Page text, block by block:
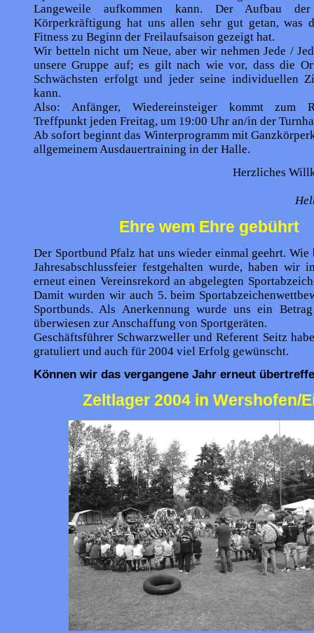
Langeweile aufkommen kann. Der Aufbau der
Körperkräftigung hat uns allen sehr gut getan, was
Fitness zu Beginn der Freilaufsaison gezeigt hat.
Wir betteln nicht um Neue, aber wir nehmen Jede /
unsere Gruppe auf; es gilt nach wie vor, dass die
Schwächsten erfolgt und jeder seine individuellen
kann.
Also: Anfänger, Wiedereinsteiger kommt zum
Treffpunkt jeden Freitag, um 19:00 Uhr an/in der
Ab sofort beginnt das Winterprogramm mit
allgemeinem Ausdauertraining in der Halle.
Herzliches
Ehre wem Ehre gebührt
Der Sportbund Pfalz hat uns wieder einmal geehrt. Wie
Jahresabschlussfeier festgehalten wurde, haben wir
erneut einen Vereinsrekord an abgelegten
Damit wurden wir auch 5. beim
Sportbunds. Als Anerkennung wurde uns ein
überwiesen zur Anschaffung von Sportgeräten.
Geschäftsführer Schwarzweller und Referent Seitz
gratuliert und auch für 2004 viel Erfolg gewünscht.
Können wir das vergangene Jahr erneut
Zeltlager 2004 in Wershofen/